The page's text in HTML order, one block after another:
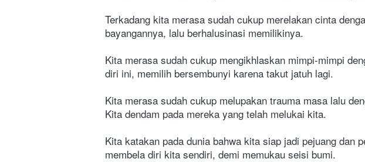
Terkadang kita merasa sudah cukup merelakan cinta
bayangannya, lalu berhalusinasi memilikinya.
Kita merasa sudah cukup mengikhlaskan mimpi-mimpi
diri ini, memilih bersembunyi karena takut jatuh lagi.
Kita merasa sudah cukup melupakan trauma masa lalu
Kita dendam pada mereka yang telah melukai kita.
Kita katakan pada dunia bahwa kita siap jadi pejuang dan
membela diri kita sendiri, demi memukau seisi bumi.